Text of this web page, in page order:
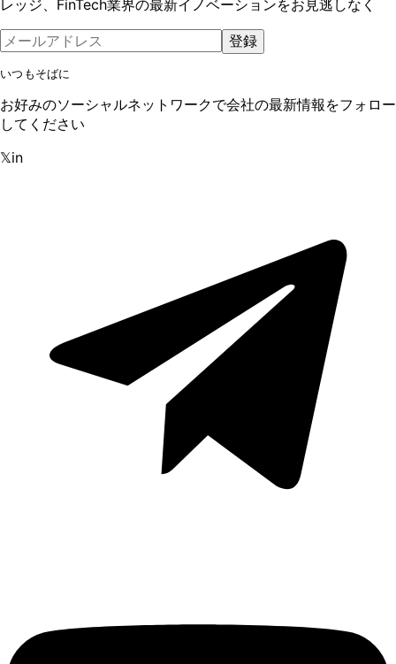
レッジ、FinTech業界の最新イノベーションをお見逃しなく
登録
いつもそばに
お好みのソーシャルネットワークで会社の最新情報をフォロー
してください
𝕏in